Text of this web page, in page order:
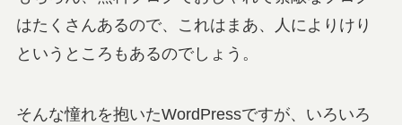
はたくさんあるので、これはまあ、人によりけり
というところもあるのでしょう。
そんな憧れを抱いたWordPressですが、いろいろ